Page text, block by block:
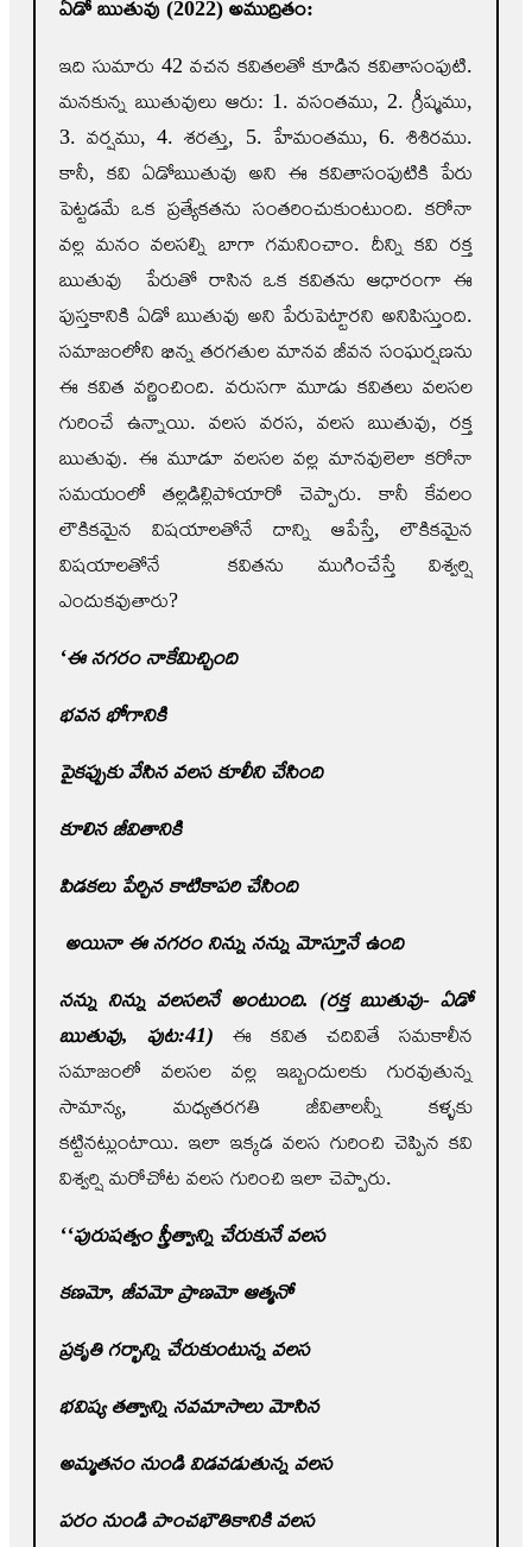
ఏడో ఋతువు (2022) అముద్రితం:
ఇది సుమారు 42 వచన కవితలతో కూడిన కవితాసంపుటి.
మనకున్న ఋతువులు ఆరు: 1. వసంతము, 2. గ్రీష్మము,
3. వర్షము, 4. శరత్తు, 5. హేమంతము, 6. శిశిరము.
కానీ, కవి ఏడోఋతువు అని ఈ కవితాసంపుటికి పేరు
పెట్టడమే ఒక ప్రత్యేకతను సంతరించుకుంటుంది. కరోనా
వల్ల మనం వలసల్ని బాగా గమనించాం. దీన్ని కవి రక్త
ఋతువు పేరుతో రాసిన ఒక కవితను ఆధారంగా ఈ
పుస్తకానికి ఏడో ఋతువు అని పేరుపెట్టారని అనిపిస్తుంది.
సమాజంలోని భిన్న తరగతుల మానవ జీవన సంఘర్షణను
ఈ కవిత వర్ణించింది. వరుసగా మూడు కవితలు వలసల
గురించే ఉన్నాయి. వలస వరస, వలస ఋతువు, రక్త
ఋతువు. ఈ మూడూ వలసల వల్ల మానవులెలా కరోనా
సమయంలో తల్లడిల్లిపోయారో చెప్పారు. కానీ కేవలం
లౌకికమైన విషయాలతోనే దాన్ని ఆపేస్తే, లౌకికమైన
విషయాలతోనే కవితను ముగించేస్తే విశ్వర్షి
ఎందుకవుతారు?
‘ఈ నగరం నాకేమిచ్చింది
భవన భోగానికి
పైకప్పుకు వేసిన వలస కూలీని చేసింది
కూలిన జీవితానికి
పిడకలు పేర్చిన కాటికాపరి చేసింది
అయినా ఈ నగరం నిన్ను నన్ను మోస్తూనే ఉంది
నన్ను నిన్ను వలసలనే అంటుంది. (రక్త ఋతువు- ఏడో
ఋతువు, పుట:41) ఈ కవిత చదివితే సమకాలీన
సమాజంలో వలసల వల్ల ఇబ్బందులకు గురవుతున్న
సామాన్య, మధ్యతరగతి జీవితాలన్నీ కళ్ళకు
కట్టినట్లుంటాయి. ఇలా ఇక్కడ వలస గురించి చెప్పిన కవి
విశ్వర్షి మరోచోట వలస గురించి ఇలా చెప్పారు.
‘‘పురుషత్వం స్త్రీత్వాన్ని చేరుకునే వలస
కణమో, జీవమో ప్రాణమో ఆత్మనో
ప్రకృతి గర్భాన్ని చేరుకుంటున్న వలస
భవిష్య తత్వాన్ని నవమాసాలు మోసిన
అమ్మతనం నుండి విడవడుతున్న వలస
పరం నుండి పాంచభౌతికానికి వలస